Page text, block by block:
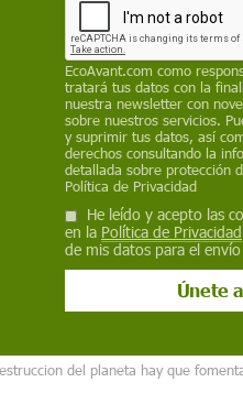
tres metros para 2100
milímetros en 25 años
costar más de 12.000
del planeta hay que
EcoAvant.com como
tratará tus datos con la
nuestra newsletter con
sobre nuestros servicios.
y suprimir tus datos, así
derechos consultando la
detallada sobre protección
Política de Privacidad
He leído y acepto las
en la Política de Privacidad
de mis datos para el